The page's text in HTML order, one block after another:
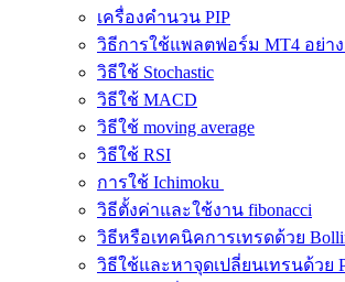
เครื่องคำนวน PIP
วิธีการใช้แพลตฟอร์ม MT4 อย่าง
วิธีใช้ Stochastic
วิธีใช้ MACD
วิธีใช้ moving average
วิธีใช้ RSI
การใช้ Ichimoku
วิธีตั้งค่าและใช้งาน fibonacci
วิธีหรือเทคนิคการเทรดด้วย
วิธีใช้และหาจุดเปลี่ยนเทรนด้วย